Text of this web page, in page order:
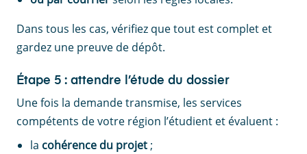
Dans tous les cas, vérifiez que tout est complet et
gardez une preuve de dépôt.
Étape 5 : attendre l’étude du dossier
Une fois la demande transmise, les services
compétents de votre région l’étudient et évaluent :
la cohérence du projet ;